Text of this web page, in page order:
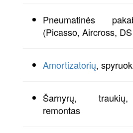
Pneumatinės
(Picasso, Aircross,
Amortizatorių,
Šarnyrų,
remontas